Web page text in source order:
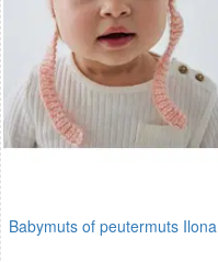
Babymuts of peutermuts Ilona